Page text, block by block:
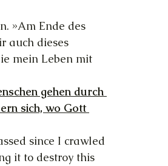
»Am Ende des
auch dieses
mein Leben mit
gehen durch
sich, wo Gott
since I crawled
it to destroy this